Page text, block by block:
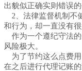
出貌似正确实则错误
2、法律监督机制不
和行为，却一直没有
作为一个遵纪守法的
风险极大。
为了节约这么点费用
在之后进行代理记账